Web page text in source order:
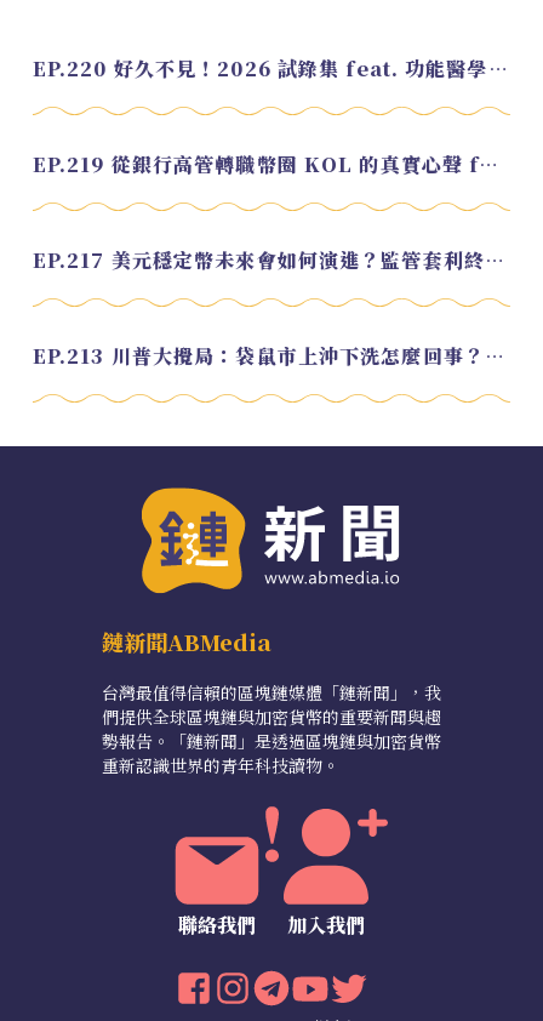
EP.220 好久不見！2026 試錄集 feat. 功能醫學營養師 美寶
EP.219 從銀行高管轉職幣圈 KOL 的真實心聲 feat.龜大
EP.217 美元穩定幣未來會如何演進？監管套利終將收斂？feat. 研究員 余哲安
EP.213 川普大攪局：袋鼠市上沖下洗怎麼回事？feat. Alvin
鏈新聞ABMedia
台灣最值得信賴的區塊鏈媒體「鏈新聞」，我
們提供全球區塊鏈與加密貨幣的重要新聞與趨
勢報告。「鏈新聞」是透過區塊鏈與加密貨幣
重新認識世界的青年科技讀物。
聯絡我們 加入我們